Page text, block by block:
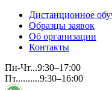
Дистанционное
Образцы заявок
Об организации
Контакты
Пн-Чт...9:30–17:00
Пт..........9:30–16:00